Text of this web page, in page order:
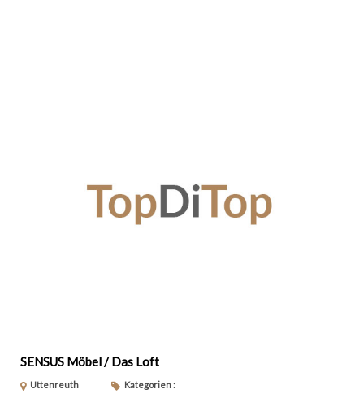
SENSUS Möbel / Das Loft
Uttenreuth Kategorien :